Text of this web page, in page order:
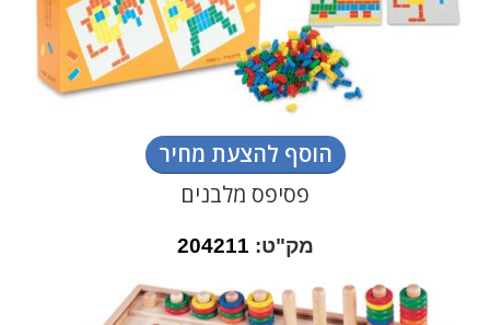
הוסף להצעת מחיר
פסיפס מלבנים
מק"ט: 204211